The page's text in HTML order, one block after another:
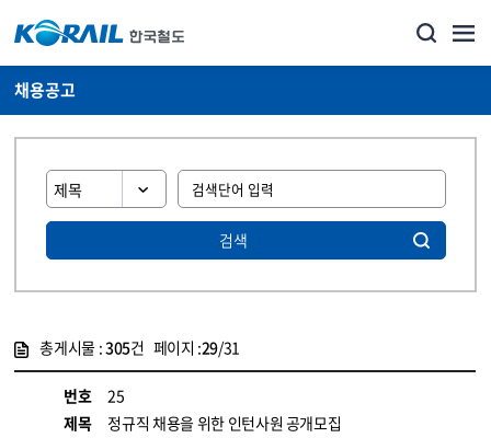
채용공고
검색
총게시물 :305건 페이지 :29/31
번호
25
제목
정규직 채용을 위한 인턴사원 공개모집